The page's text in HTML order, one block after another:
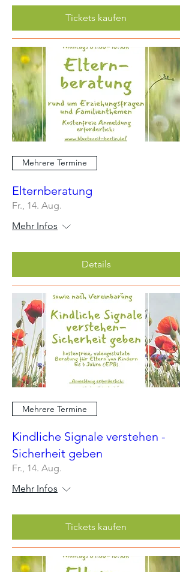
Tickets kaufen
Mehrere Termine
Elternberatung
Fr., 14. Aug.
Mehr Infos
Details
Mehrere Termine
Kindliche Signale verstehen -
Sicherheit geben
Fr., 14. Aug.
Mehr Infos
Tickets kaufen